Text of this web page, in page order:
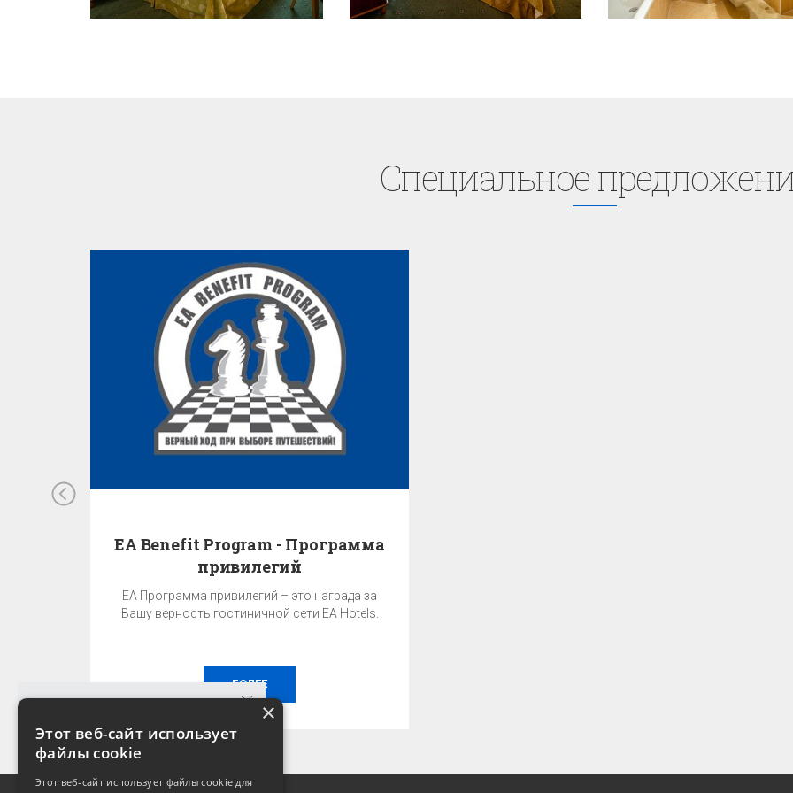
ГАРАНТИЯ ЛУЧШЕЙ ЦЕНЫ!
Cпециaльное
EA Benefit Program - Программа
привилегий
EA Программа привилегий – это награда за
Вашу верность гостиничной сети EA Hotels.
БОЛЕЕ
×
Этот веб-сайт использует
файлы cookie
Этот веб-сайт использует файлы cookie для